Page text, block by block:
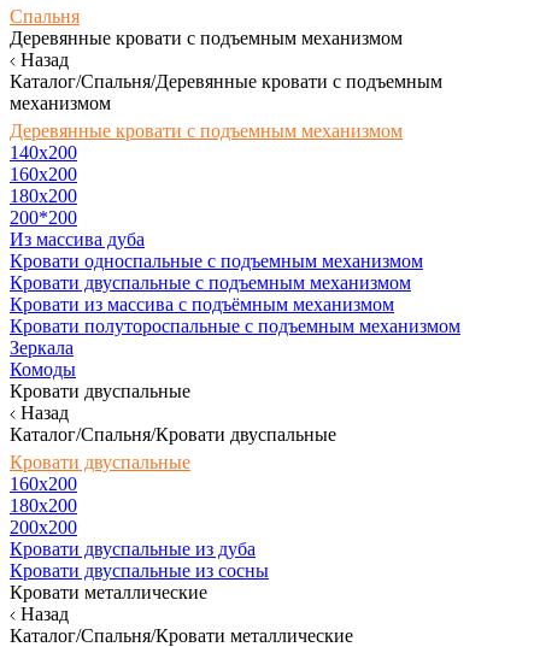
Спальня
Деревянные кровати с подъемным механизмом
Назад
Каталог/Спальня/Деревянные кровати с подъемным
механизмом
Деревянные кровати с подъемным механизмом
140x200
160х200
180х200
200*200
Из массива дуба
Кровати односпальные с подъемным механизмом
Кровати двуспальные с подъемным механизмом
Кровати из массива с подъёмным механизмом
Кровати полутороспальные с подъемным механизмом
Зеркала
Комоды
Кровати двуспальные
Назад
Каталог/Спальня/Кровати двуспальные
Кровати двуспальные
160х200
180x200
200x200
Кровати двуспальные из дуба
Кровати двуспальные из сосны
Кровати металлические
Назад
Каталог/Спальня/Кровати металлические